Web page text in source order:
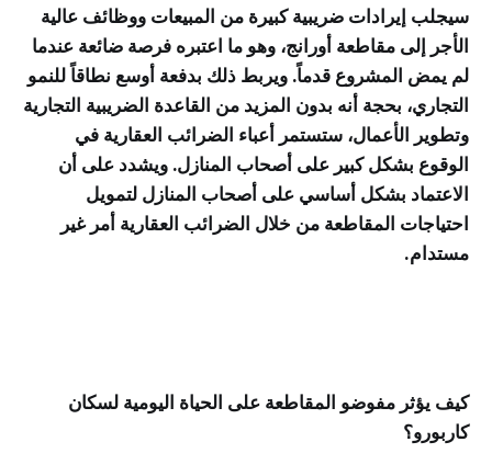
سيجلب إيرادات ضريبية كبيرة من المبيعات ووظائف عالية
الأجر إلى مقاطعة أورانج، وهو ما اعتبره فرصة ضائعة عندما
لم يمض المشروع قدماً. ويربط ذلك بدفعة أوسع نطاقاً للنمو
التجاري، بحجة أنه بدون المزيد من القاعدة الضريبية التجارية
وتطوير الأعمال، ستستمر أعباء الضرائب العقارية في
الوقوع بشكل كبير على أصحاب المنازل. ويشدد على أن
الاعتماد بشكل أساسي على أصحاب المنازل لتمويل
احتياجات المقاطعة من خلال الضرائب العقارية أمر غير
مستدام.
كيف يؤثر مفوضو المقاطعة على الحياة اليومية لسكان
كاربورو؟